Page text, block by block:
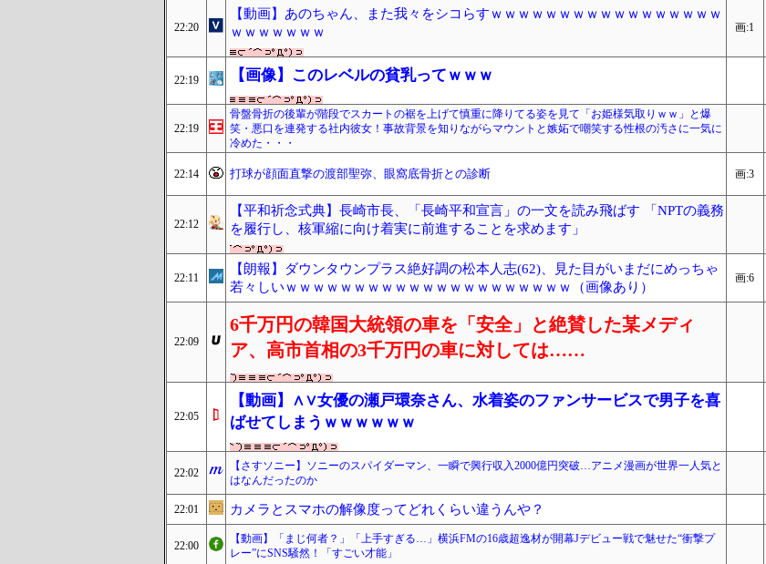
22:20
【動画】あのちゃん、また我々をシコらすｗｗｗｗｗｗｗｗｗｗｗｗｗｗｗｗｗ
ｗｗｗｗｗｗｗ
画:1
22:19 【画像】このレベルの貧乳ってｗｗｗ
22:19
骨盤骨折の後輩が階段でスカートの裾を上げて慎重に降りてる姿を見て「お姫様気取りｗｗ」と爆
笑・悪口を連発する社内彼女！事故背景を知りながらマウントと嫉妬で嘲笑する性根の汚さに一気に
冷めた・・・
22:14 打球が顔面直撃の渡部聖弥、眼窩底骨折との診断 画:3
22:12
【平和祈念式典】長崎市長、「長崎平和宣言」の一文を読み飛ばす 「NPTの義務
を履行し、核軍縮に向け着実に前進することを求めます」
22:11
【朗報】ダウンタウンプラス絶好調の松本人志(62)、見た目がいまだにめっちゃ
若々しいｗｗｗｗｗｗｗｗｗｗｗｗｗｗｗｗｗｗｗｗｗ（画像あり）
画:6
22:09
6千万円の韓国大統領の車を「安全」と絶賛した某メディ
ア、高市首相の3千万円の車に対しては……
22:05
【動画】∧∨女優の瀬戸環奈さん、水着姿のファンサービスで男子を喜
ばせてしまうｗｗｗｗｗｗ
22:02
【さすソニー】ソニーのスパイダーマン、一瞬で興行収入2000億円突破…アニメ漫画が世界一人気と
はなんだったのか
22:01 カメラとスマホの解像度ってどれくらい違うんや？
22:00
【動画】「まじ何者？」「上手すぎる…」横浜FMの16歳超逸材が開幕Jデビュー戦で魅せた“衝撃プ
レー”にSNS騒然！「すごい才能」